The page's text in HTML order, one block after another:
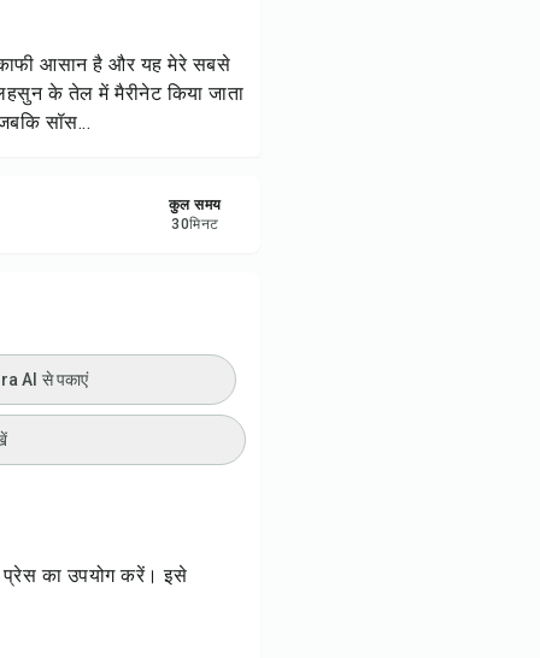
आसान है और यह मेरे सबसे
के तेल में मैरीनेट किया जाता
सॉस...
कुल समय
30मिनट
AI से पकाएं
प्रेस का उपयोग करें। इसे